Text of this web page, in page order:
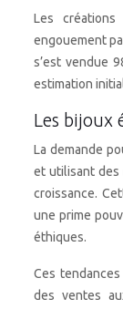
Les
engouement
s’est vendue
estimation
Les bijoux
La demande
et utilisant des
croissance.
une prime
éthiques.
Ces
des ventes